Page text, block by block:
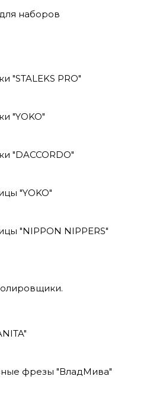
наборов
"STALEKS PRO"
"YOKO"
"DACCORDO"
"YOKO"
"NIPPON NIPPERS"
фрезы "ВладМива"